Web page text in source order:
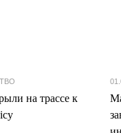
на трассе к